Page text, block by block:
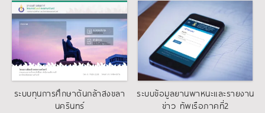
ระบบทุนการศึกษาต้นกล้าสงขลา
นครินทร์
ระบบข้อมูลยานพาหนะและรายงาน
ข่าว ทัพเรือภาคที่2